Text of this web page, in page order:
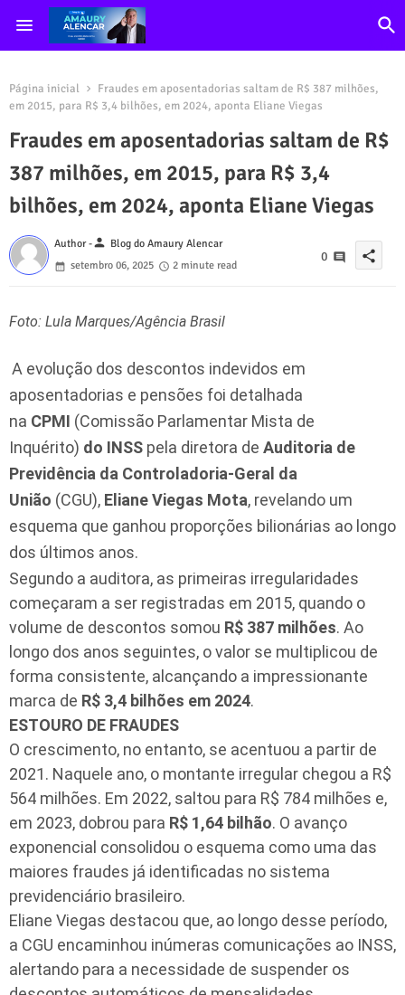
Página inicial
Fraudes em aposentadorias saltam de R$ 387 milhões,
em 2015, para R$ 3,4 bilhões, em 2024, aponta Eliane Viegas
Fraudes em aposentadorias saltam de R$
387 milhões, em 2015, para R$ 3,4
bilhões, em 2024, aponta Eliane Viegas
Author -person Blog do Amaury Alencar
setembro 06, 2025
2 minute read
0 share
Foto: Lula Marques/Agência Brasil
A evolução dos descontos indevidos em
aposentadorias e pensões foi detalhada
na CPMI (Comissão Parlamentar Mista de
Inquérito) do INSS pela diretora de Auditoria de
Previdência da Controladoria-Geral da
União (CGU), Eliane Viegas Mota, revelando um
esquema que ganhou proporções bilionárias ao longo
dos últimos anos.
Segundo a auditora, as primeiras irregularidades
começaram a ser registradas em 2015, quando o
volume de descontos somou R$ 387 milhões. Ao
longo dos anos seguintes, o valor se multiplicou de
forma consistente, alcançando a impressionante
marca de R$ 3,4 bilhões em 2024.
ESTOURO DE FRAUDES
O crescimento, no entanto, se acentuou a partir de
2021. Naquele ano, o montante irregular chegou a R$
564 milhões. Em 2022, saltou para R$ 784 milhões e,
em 2023, dobrou para R$ 1,64 bilhão. O avanço
exponencial consolidou o esquema como uma das
maiores fraudes já identificadas no sistema
previdenciário brasileiro.
Eliane Viegas destacou que, ao longo desse período,
a CGU encaminhou inúmeras comunicações ao INSS,
alertando para a necessidade de suspender os